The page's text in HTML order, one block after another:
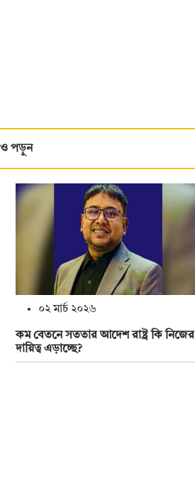
পড়ুন
০২ মার্চ ২০২৬
কম বেতনে সততার আদেশ রাষ্ট্র কি নিজের
দায়িত্ব এড়াচ্ছে?